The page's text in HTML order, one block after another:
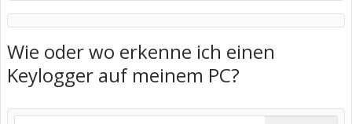
Wie oder wo erkenne ich einen
Keylogger auf meinem PC?